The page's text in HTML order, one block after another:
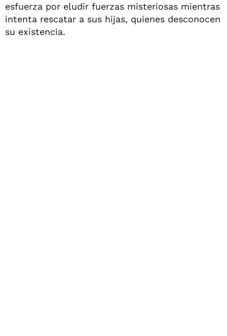
esfuerza por eludir fuerzas misteriosas mientras
intenta rescatar a sus hijas, quienes desconocen
su existencia.